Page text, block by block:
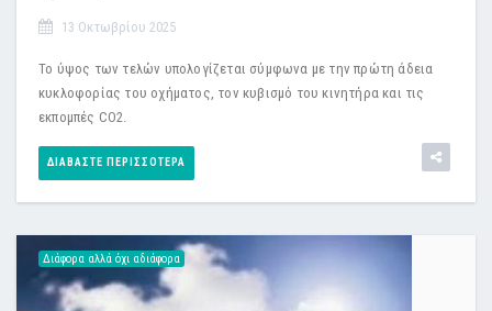
13 Οκτωβρίου 2025
Το ύψος των τελών υπολογίζεται σύμφωνα με την πρώτη άδεια
κυκλοφορίας του οχήματος, τον κυβισμό του κινητήρα και τις
εκπομπές CO2.
ΔΙΑΒΆΣΤΕ ΠΕΡΙΣΣΌΤΕΡΑ
Διάφορα αλλά όχι αδιάφορα